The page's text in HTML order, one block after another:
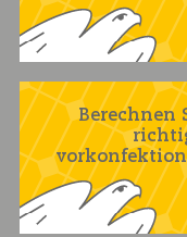
Berechnen